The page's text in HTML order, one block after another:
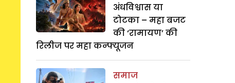
अंधविश्वास या
टोटका – महा बजट
की ‘रामायण’ की
रिलीज पर महा कन्फ्यूजन
समाज